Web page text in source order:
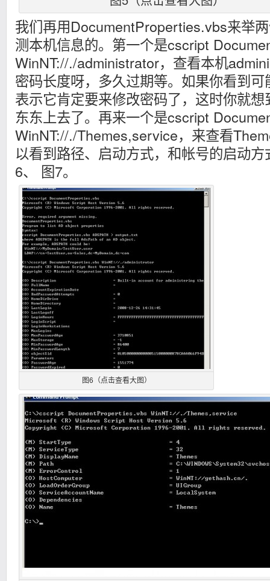
我们再用DocumentProperties.vbs来举
测本机信息的。第一个是cscript
WinNT://./administrator，查看本机
密码长度呀，多久过期等。如果你看到
表示它肯定要来修改密码了，这时你就
东东上去了。再来一个是cscript
WinNT://./Themes,service，来查看
以看到路径、启动方式，和帐号的启动
6、 图7。
图6（点击查看大图）